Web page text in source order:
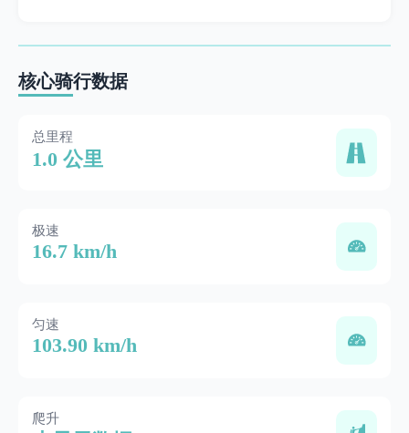
核心骑行数据
总里程
1.0 公里
极速
16.7 km/h
匀速
103.90 km/h
爬升